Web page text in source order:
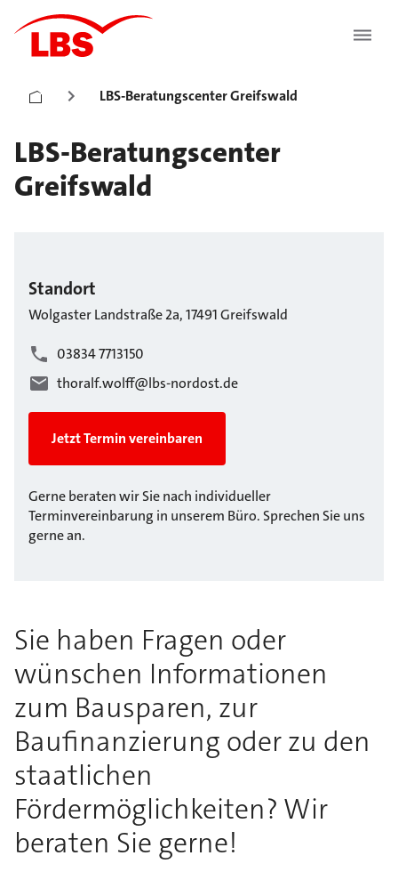
LBS-Beratungscenter Greifswald
LBS-Beratungscenter
Greifswald
Standort
Wolgaster Landstraße2a,17491Greifswald
03834 7713150
thoralf.wolff@lbs-nordost.de
Jetzt Termin vereinbaren
Gerne beraten wir Sie nach individueller
Terminvereinbarung in unserem Büro. Sprechen Sie uns
gerne an.
Sie haben Fragen oder
wünschen Informationen
zum Bausparen, zur
Baufinanzierung oder zu den
staatlichen
Fördermöglichkeiten? Wir
beraten Sie gerne!